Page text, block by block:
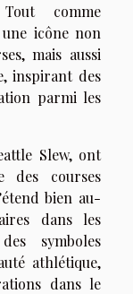
comme
icône non
mais aussi
inspirant des
parmi les
Slew, ont
des courses
bien au-
dans les
symboles
athlétique,
dans le